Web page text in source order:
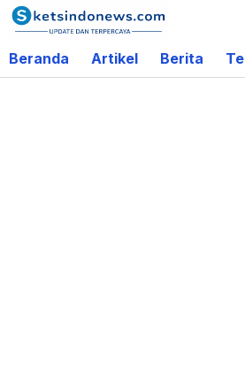
Lewati
ke
konten
Beranda Artikel Berita